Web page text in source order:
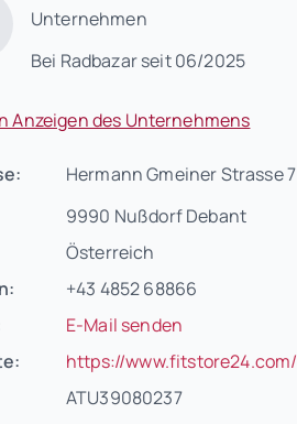
Unternehmen
Bei Radbazar seit 06/2025
Anzeigen des Unternehmens
Hermann Gmeiner Strasse 7
9990 Nußdorf Debant
Österreich
+43 4852 68866
E-Mail senden
https://www.fitstore24.com/
ATU39080237